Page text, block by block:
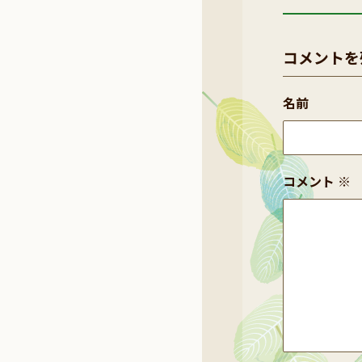
コメント
コメント ※
名前